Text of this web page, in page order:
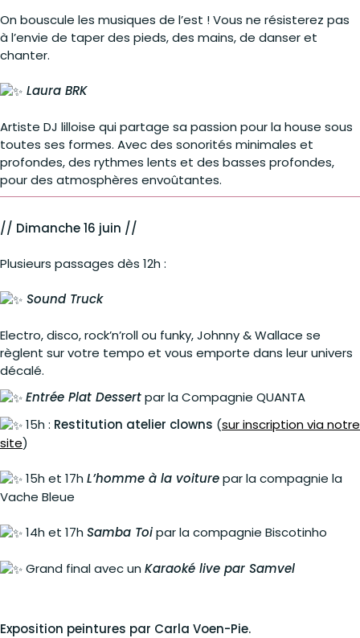
On bouscule les musiques de l’est ! Vous ne résisterez pas
à l’envie de taper des pieds, des mains, de danser et
chanter.
Laura BRK
Artiste DJ lilloise qui partage sa passion pour la house sous
toutes ses formes. Avec des sonorités minimales et
profondes, des rythmes lents et des basses profondes,
pour des atmosphères envoûtantes.
// Dimanche 16 juin //
Plusieurs passages dès 12h :
Sound Truck
Electro, disco, rock’n’roll ou funky, Johnny & Wallace se
règlent sur votre tempo et vous emporte dans leur univers
décalé.
Entrée Plat Dessertpar la Compagnie QUANTA
15h : Restitution atelier clowns (sur inscription via notre
site)
15h et 17h L’homme à la voiturepar la compagnie la
Vache Bleue
14h et 17h Samba Toipar la compagnie Biscotinho
Grand final avec un Karaoké live par Samvel
Exposition peintures par Carla Voen-Pie.